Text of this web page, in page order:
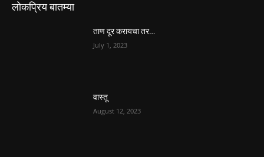
लोकप्रिय बातम्या
ताण दूर करायचा तर…
July 1, 2023
वास्तू
August 12, 2023